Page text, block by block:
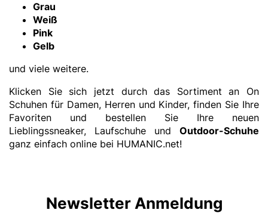
Grau
Weiß
Pink
Gelb
und viele weitere.
Klicken Sie sich jetzt durch das Sortiment an On
Schuhen für Damen, Herren und Kinder, finden Sie Ihre
Favoriten und bestellen Sie Ihre neuen
Lieblingssneaker, Laufschuhe und Outdoor-Schuhe
ganz einfach online bei HUMANIC.net!
Newsletter Anmeldung